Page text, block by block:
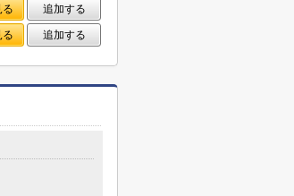
る
追加する
る 追加する